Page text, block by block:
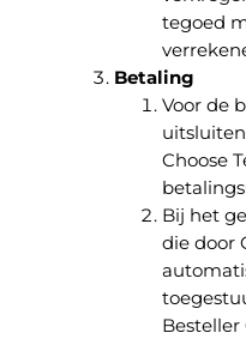
tegoed
Betaling
Voor de
Choose
Bij het
die door
Besteller